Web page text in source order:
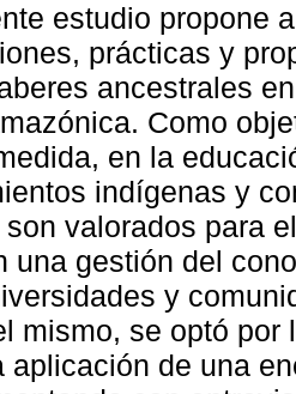
estudio propone
prácticas y
ancestrales
Como
en la
indígenas y
valorados para
una gestión del
y
mismo, se optó
aplicación de una